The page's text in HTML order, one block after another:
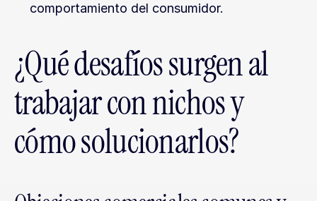
comportamiento del consumidor.
¿Qué desafíos surgen al
trabajar con nichos y
cómo solucionarlos?